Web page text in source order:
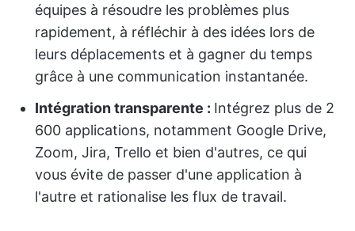
équipes à résoudre les problèmes plus
rapidement, à réfléchir à des idées lors de
leurs déplacements et à gagner du temps
grâce à une communication instantanée.
Intégration transparente : Intégrez plus de 2
600 applications, notamment Google Drive,
Zoom, Jira, Trello et bien d'autres, ce qui
vous évite de passer d'une application à
l'autre et rationalise les flux de travail.